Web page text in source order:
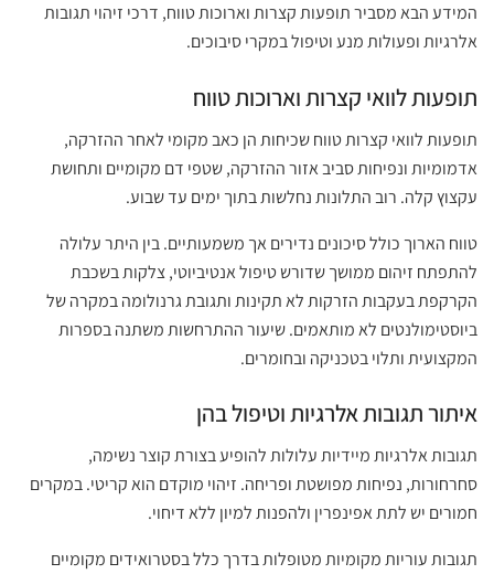
המידע הבא מסביר תופעות קצרות וארוכות טווח, דרכי זיהוי תגובות
אלרגיות ופעולות מנע וטיפול במקרי סיבוכים.
תופעות לוואי קצרות וארוכות טווח
תופעות לוואי קצרות טווח שכיחות הן כאב מקומי לאחר ההזרקה,
אדמומיות ונפיחות סביב אזור ההזרקה, שטפי דם מקומיים ותחושת
עקצוץ קלה. רוב התלונות נחלשות בתוך ימים עד שבוע.
טווח הארוך כולל סיכונים נדירים אך משמעותיים. בין היתר עלולה
להתפתח זיהום ממושך שדורש טיפול אנטיביוטי, צלקות בשכבת
הקרקפת בעקבות הזרקות לא תקינות ותגובת גרנולומה במקרה של
ביוסטימולנטים לא מותאמים. שיעור ההתרחשות משתנה בספרות
המקצועית ותלוי בטכניקה ובחומרים.
איתור תגובות אלרגיות וטיפול בהן
תגובות אלרגיות מיידיות עלולות להופיע בצורת קוצר נשימה,
סחרחורות, נפיחות מפושטת ופריחה. זיהוי מוקדם הוא קריטי. במקרים
חמורים יש לתת אפינפרין ולהפנות למיון ללא דיחוי.
תגובות עוריות מקומיות מטופלות בדרך כלל בסטרואידים מקומיים